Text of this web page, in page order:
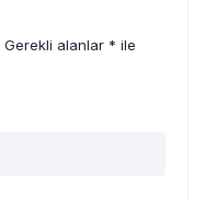
Gerekli alanlar * ile